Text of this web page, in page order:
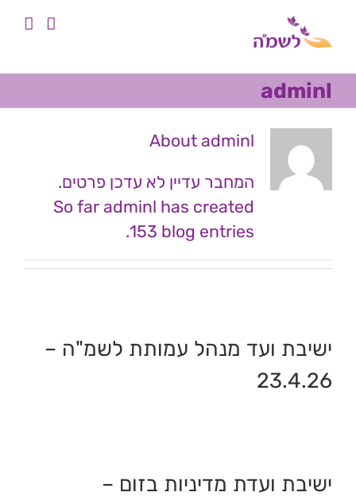
לתוכן
adminl
Aboutadminl
המחבר עדיין לא עדכן פרטים.
So far adminl has created
153 blog entries.
ישיבת ועד מנהל עמותת לשמ"ה –
23.4.26
ישיבת ועדת מדיניות בזום –